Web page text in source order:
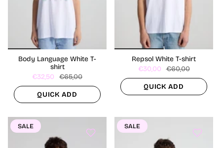
Body Language White T-
shirt
€32,50
€65,00
QUICK ADD
Repsol White T-shirt
€30,00
€60,00
QUICK ADD
SALE SALE